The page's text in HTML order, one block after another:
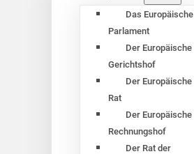
Das Europäische
Parlament
Der Europäische
Gerichtshof
Der Europäische
Rat
Der Europäische
Rechnungshof
Der Rat der